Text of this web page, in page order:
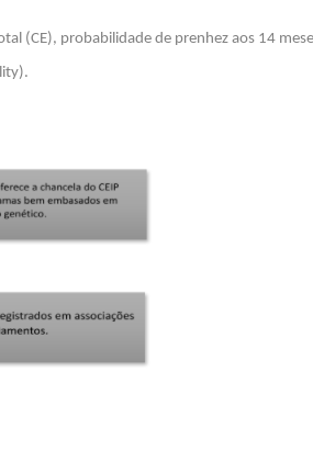
(CE), probabilidade de prenhez aos 14